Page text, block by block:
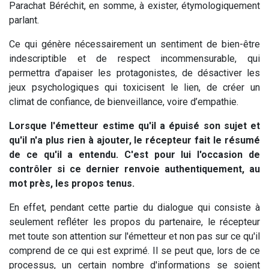
Parachat Béréchit, en somme, à exister, étymologiquement
parlant.
Ce qui génère nécessairement un sentiment de bien-être
indescriptible et de respect incommensurable, qui
permettra d’apaiser les protagonistes, de désactiver les
jeux psychologiques qui toxicisent le lien, de créer un
climat de confiance, de bienveillance, voire d’empathie.
Lorsque l'émetteur estime qu'il a épuisé son sujet et
qu'il n'a plus rien à ajouter, le récepteur fait le résumé
de ce qu'il a entendu. C'est pour lui l'occasion de
contrôler si ce dernier renvoie authentiquement, au
mot près, les propos tenus.
En effet, pendant cette partie du dialogue qui consiste à
seulement refléter les propos du partenaire, le récepteur
met toute son attention sur l'émetteur et non pas sur ce qu'il
comprend de ce qui est exprimé. Il se peut que, lors de ce
processus, un certain nombre d'informations se soient